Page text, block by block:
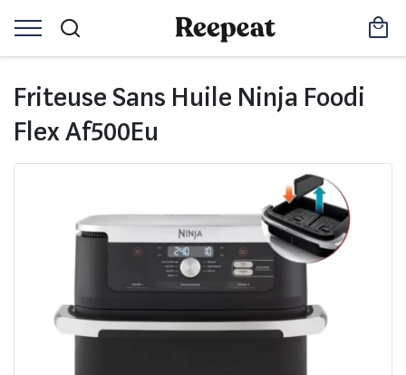
Friteuse Sans Huile Ninja Foodi
Flex Af500Eu